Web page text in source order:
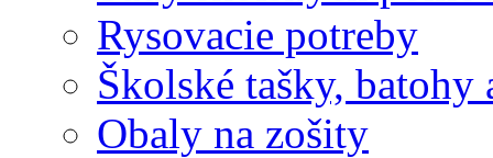
Rysovacie potreby
Školské tašky, batohy
Obaly na zošity